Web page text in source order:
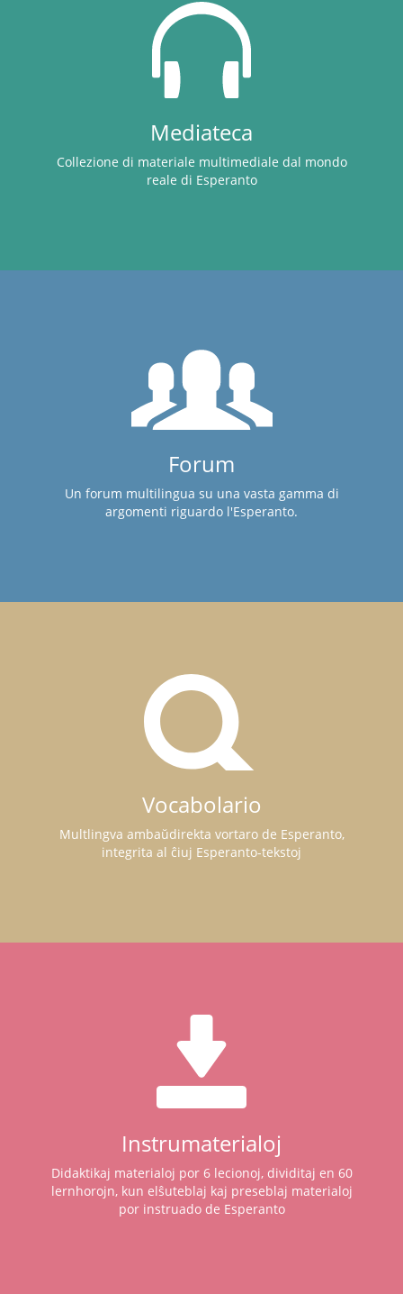
Mediateca
Collezione di materiale multimediale dal mondo
reale di Esperanto
Forum
Un forum multilingua su una vasta gamma di
argomenti riguardo l'Esperanto.
Vocabolario
Multlingva ambaŭdirekta vortaro de Esperanto,
integrita al ĉiuj Esperanto-tekstoj
Instrumaterialoj
Didaktikaj materialoj por 6 lecionoj, dividitaj en 60
lernhorojn, kun elŝuteblaj kaj preseblaj materialoj
por instruado de Esperanto